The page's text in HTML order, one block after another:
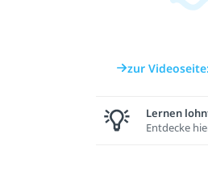
zur
Lernen
Entdecke